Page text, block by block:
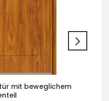
mit beweglichem